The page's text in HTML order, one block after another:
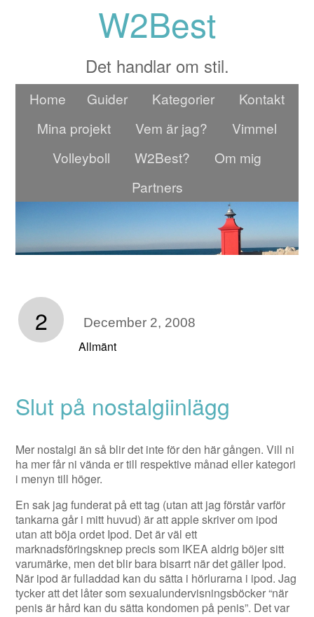
W2Best
Det handlar om stil.
Home Guider Kategorier
Kontakt
Mina projekt
Vem är jag?
Vimmel
Volleyboll
W2Best?
Om mig
Partners
2 December 2, 2008
Allmänt
Slut på nostalgiinlägg
Mer nostalgi än så blir det inte för den här gången. Vill ni
ha mer får ni vända er till respektive månad eller kategori
i menyn till höger.
En sak jag funderat på ett tag (utan att jag förstår varför
tankarna går i mitt huvud) är att apple skriver om ipod
utan att böja ordet Ipod. Det är väl ett
marknadsföringsknep precis som IKEA aldrig böjer sitt
varumärke, men det blir bara bisarrt när det gäller Ipod.
När ipod är fulladdad kan du sätta i hörlurarna i ipod. Jag
tycker att det låter som sexualundervisningsböcker “när
penis är hård kan du sätta kondomen på penis”. Det var